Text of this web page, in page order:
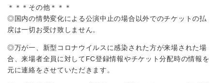
＊＊＊その他＊＊＊
◎国内の情勢変化による公演中止の場合以外でのチケットの払
戻は一切お受け致しません。
◎万が⼀、新型コロナウイルスに感染された⽅が来場された場
合、来場者全員に対してFC登録情報やチケット分配時の情報を
元に連絡をさせていただきます。